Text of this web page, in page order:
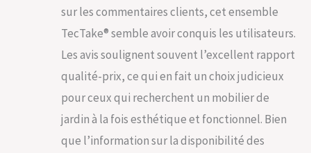
n'importe quel
extérieur.
STRUCTURE
ROBUSTE ET LONGUE
avec des matériaux
de qualité, ce salon
une robustesse
incomparable grâce
sur les commentaires clients, cet ensemble
TecTake® semble avoir conquis les utilisateurs.
Les avis soulignent souvent l’excellent rapport
qualité-prix, ce qui en fait un choix judicieux
pour ceux qui recherchent un mobilier de
jardin à la fois esthétique et fonctionnel. Bien
que l’information sur la disponibilité des